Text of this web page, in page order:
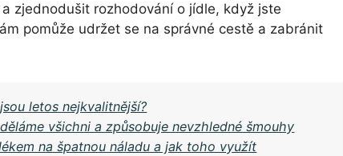
zjednodušit rozhodování o jídle, když jste
pomůže udržet se na správné cestě a zabránit
letos nejkvalitnější?
všichni a způsobuje nevzhledné šmouhy
na špatnou náladu a jak toho využít